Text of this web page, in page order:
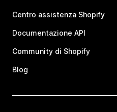
Centro assistenza Shopify
Documentazione API
Community di Shopify
Blog